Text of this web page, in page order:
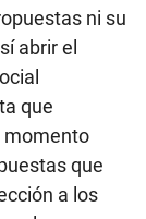
que
a los
que ya no
sea